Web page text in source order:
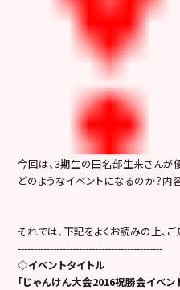
今回は、3期生の田名部生来さんが
どのようなイベントになるのか？内
それでは、下記をよくお読みの上、
---------------------------------------------
◇イベントタイトル
「じゃんけん大会2016祝勝会イベン